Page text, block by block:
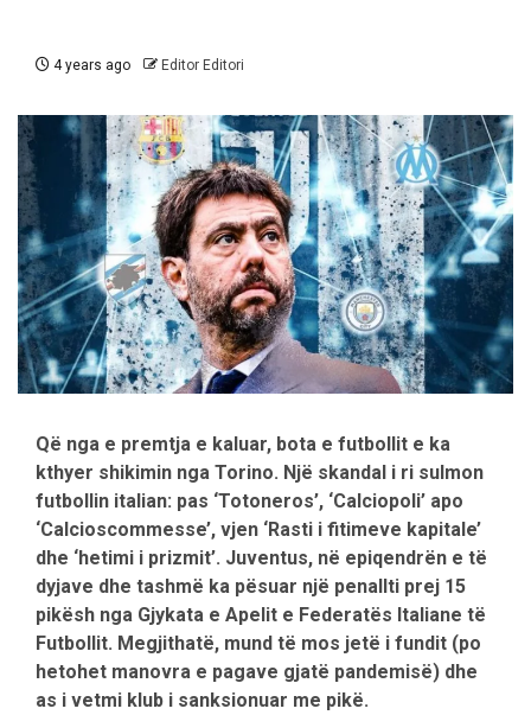
4 years ago Editor Editori
Që nga e premtja e kaluar, bota e futbollit e ka
kthyer shikimin nga Torino. Një skandal i ri sulmon
futbollin italian: pas ‘Totoneros’, ‘Calciopoli’ apo
‘Calcioscommesse’, vjen ‘Rasti i fitimeve kapitale’
dhe ‘hetimi i prizmit’. Juventus, në epiqendrën e të
dyjave dhe tashmë ka pësuar një penallti prej 15
pikësh nga Gjykata e Apelit e Federatës Italiane të
Futbollit. Megjithatë, mund të mos jetë i fundit (po
hetohet manovra e pagave gjatë pandemisë) dhe
as i vetmi klub i sanksionuar me pikë.